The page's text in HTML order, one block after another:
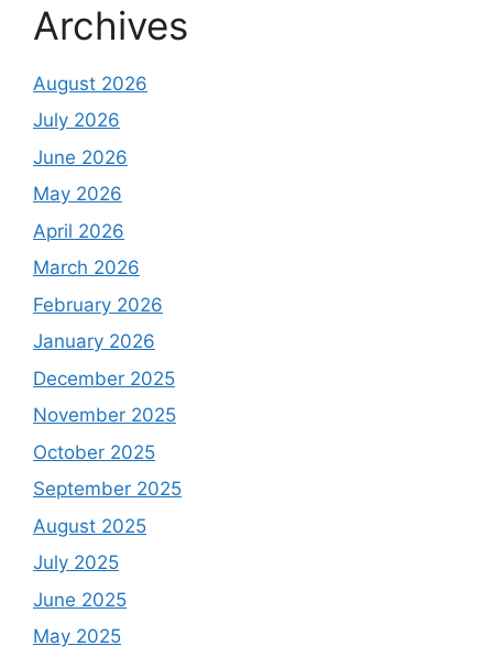
Archives
August 2026
July 2026
June 2026
May 2026
April 2026
March 2026
February 2026
January 2026
December 2025
November 2025
October 2025
September 2025
August 2025
July 2025
June 2025
May 2025